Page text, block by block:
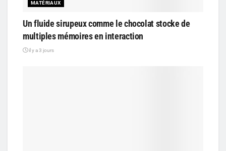
MATÉRIAUX
Un fluide sirupeux comme le chocolat stocke de
multiples mémoires en interaction
il y a 3 jours